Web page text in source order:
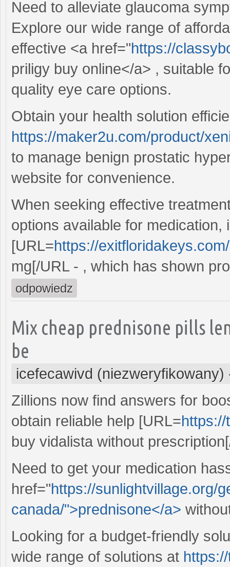
Need to alleviate glaucoma
Explore our wide range of
effective <a href="https://
priligy buy online</a> , suitable
quality eye care options.
Obtain your health solution
https://maker2u.com/product/
to manage benign prostatic
website for convenience.
When seeking effective
options available for medication,
[URL=https://
mg[/URL - , which has shown
odpowiedz
Mix cheap prednisone pills
be
icefecawivd (niezweryfikowany)
Zillions now find answers for
obtain reliable help [URL=
buy vidalista without
Need to get your medication
href="https://sunlightvillage.org/
canada/">prednisone</a>
Looking for a budget-friendly
wide range of solutions at